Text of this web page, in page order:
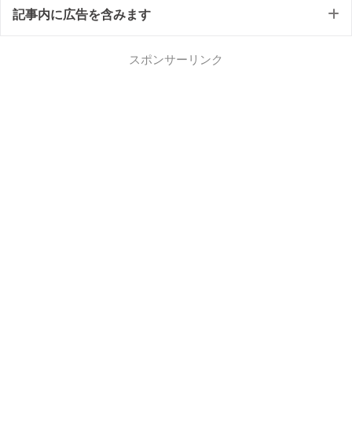
記事内に広告を含みます
スポンサーリンク